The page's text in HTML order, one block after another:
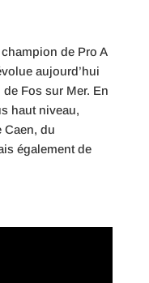
de Pro A
aujourd’hui
Fos sur Mer. En
haut niveau,
Caen, du
également de